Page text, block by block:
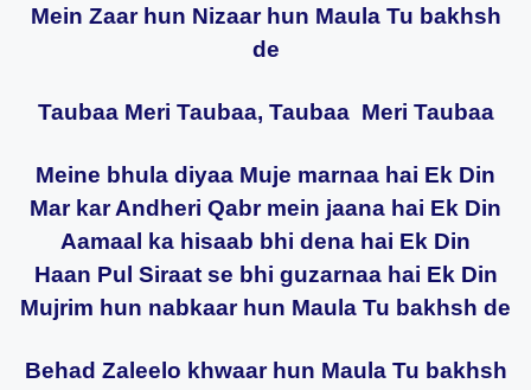
Mein Zaar hun Nizaar hun Maula Tu bakhsh
de
Taubaa Meri Taubaa, Taubaa Meri Taubaa
Meine bhula diyaa Muje marnaa hai Ek Din
Mar kar Andheri Qabr mein jaana hai Ek Din
Aamaal ka hisaab bhi dena hai Ek Din
Haan Pul Siraat se bhi guzarnaa hai Ek Din
Mujrim hun nabkaar hun Maula Tu bakhsh de
Behad Zaleelo khwaar hun Maula Tu bakhsh